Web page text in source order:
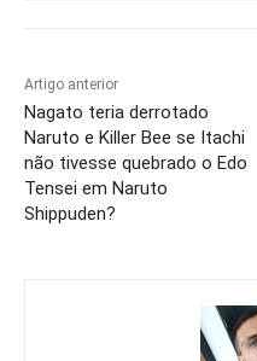
Artigo anterior
Nagato teria derrotado
Naruto e Killer Bee se Itachi
não tivesse quebrado o Edo
Tensei em Naruto
Shippuden?